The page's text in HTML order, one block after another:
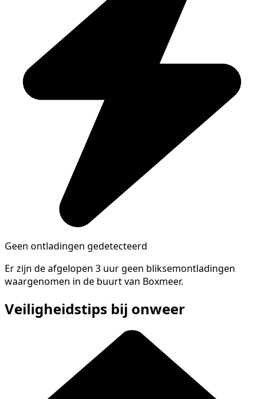
Geen ontladingen gedetecteerd
Er zijn de afgelopen 3 uur geen bliksemontladingen
waargenomen in de buurt van Boxmeer.
Veiligheidstips bij onweer